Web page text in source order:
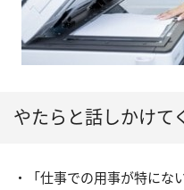
やたらと話しかけて
・「仕事での用事が特にな